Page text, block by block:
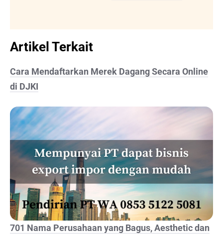
Artikel Terkait
Cara Mendaftarkan Merek Dagang Secara Online
di DJKI
701 Nama Perusahaan yang Bagus, Aesthetic dan